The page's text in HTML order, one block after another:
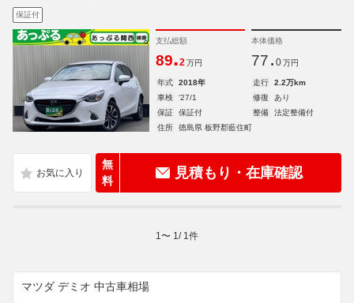
保証付
支払総額
89.2 万円
本体価格
77. 0 万円
年式 2018年 走行
2.2万km
車検
'27/1 修復
あり
保証
保証付 整備
法定整備付
住所
徳島県 板野郡藍住町
無
料
見積もり・在庫確認
1 〜 1 / 1 件
マツダ デミオ 中古車相場